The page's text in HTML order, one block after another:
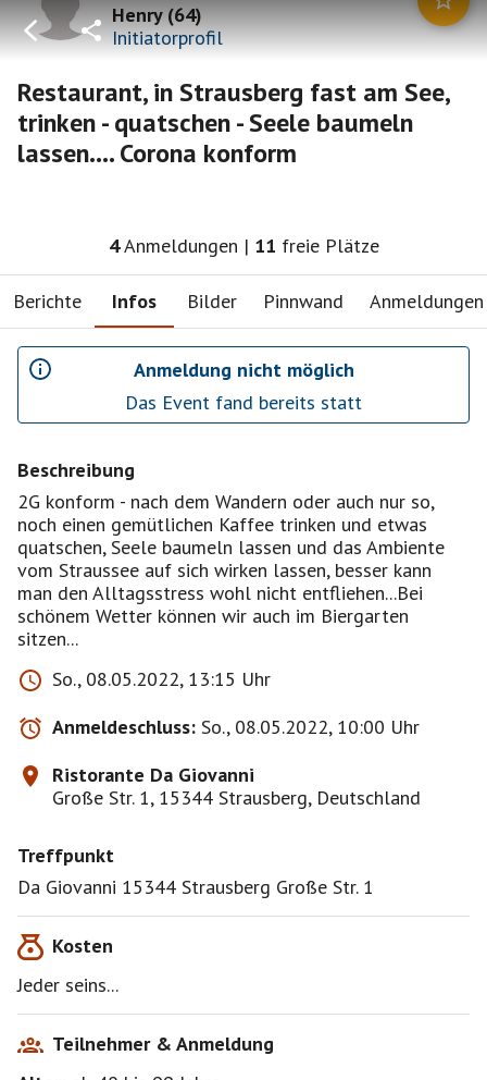
Henry(64)
Initiatorprofil
Restaurant, in Strausberg fast am See,
trinken - quatschen - Seele baumeln
lassen.... Corona konform
4Anmeldungen | 11 freie Plätze
Berichte Infos Bilder Pinnwand Anmeldungen
Anmeldung nicht möglich
Das Event fand bereits statt
Beschreibung
2G konform - nach dem Wandern oder auch nur so,
noch einen gemütlichen Kaffee trinken und etwas
quatschen, Seele baumeln lassen und das Ambiente
vom Straussee auf sich wirken lassen, besser kann
man den Alltagsstress wohl nicht entfliehen...Bei
schönem Wetter können wir auch im Biergarten
sitzen...
So., 08.05.2022, 13:15 Uhr
Anmeldeschluss: So., 08.05.2022, 10:00 Uhr
Ristorante Da Giovanni
Große Str. 1, 15344 Strausberg, Deutschland
Treffpunkt
Da Giovanni 15344 Strausberg Große Str. 1
Kosten
Jeder seins...
Teilnehmer & Anmeldung